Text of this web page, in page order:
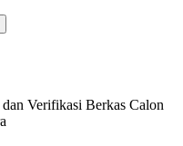
Verifikasi Berkas Calon